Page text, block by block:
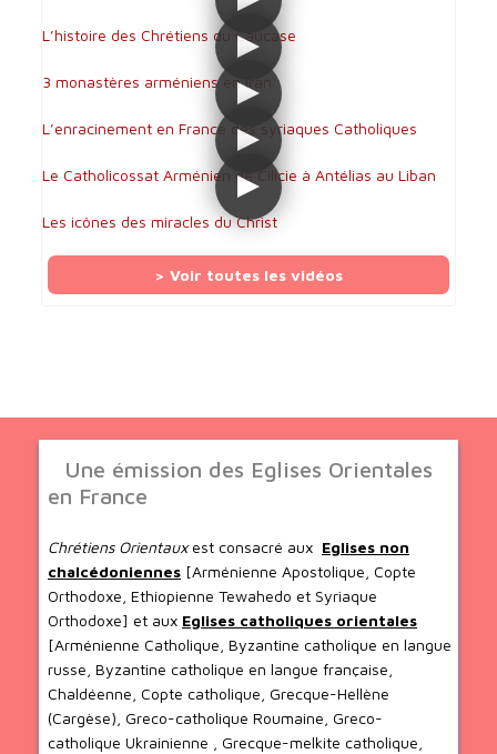
L’histoire des Chrétiens du Caucase
3 monastères arméniens en Iran
L’enracinement en France des syriaques Catholiques
Le Catholicossat Arménien de Cilicie à Antélias au Liban
Les icônes des miracles du Christ
> Voir toutes les vidéos
Une émission des Eglises Orientales
en France
Chrétiens Orientauxest consacré aux Eglises non
chalcédoniennes [Arménienne Apostolique, Copte
Orthodoxe, Ethiopienne Tewahedo et Syriaque
Orthodoxe] et aux Eglises catholiques orientales
[Arménienne Catholique, Byzantine catholique en langue
russe, Byzantine catholique en langue française,
Chaldéenne, Copte catholique, Grecque-Hellène
(Cargèse), Greco-catholique Roumaine, Greco-
catholique Ukrainienne , Grecque-melkite catholique,